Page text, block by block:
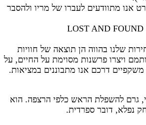
אנו מתוודעים לעברו של מריו ולהסבר
שלנו בהווה הן תוצאה של חוויות
ויצרו פרשנות מסוימת על החיים, על
דרכם אנו מתבוננים במציאות.
גרם להשפלת הראש כלפי הרצפה. הוא
נפלא, דובר ספרדית.